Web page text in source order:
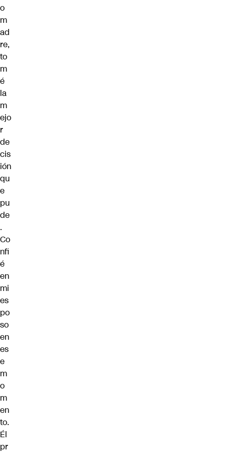
o
m
ad
re,
to
m
é
la
m
ejo
r
de
cis
ión
qu
e
pu
de
.
Co
nfi
é
en
mi
es
po
so
en
es
e
m
o
m
en
to.
Él
pr